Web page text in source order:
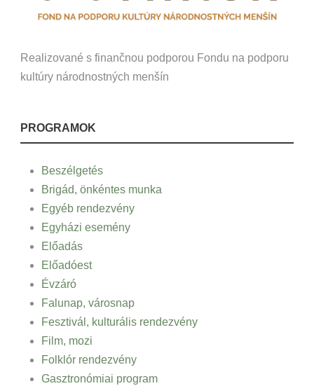
Realizované s finančnou podporou Fondu na podporu
kultúry národnostných menšín
PROGRAMOK
Beszélgetés
Brigád, önkéntes munka
Egyéb rendezvény
Egyházi esemény
Előadás
Előadóest
Évzáró
Falunap, városnap
Fesztivál, kulturális rendezvény
Film, mozi
Folklór rendezvény
Gasztronómiai program